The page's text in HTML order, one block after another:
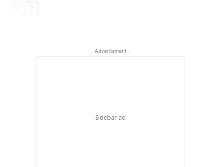
- Advertisment -